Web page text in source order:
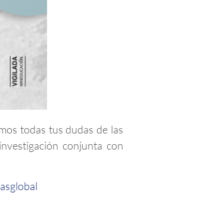
todas tus dudas de las
conjunta con